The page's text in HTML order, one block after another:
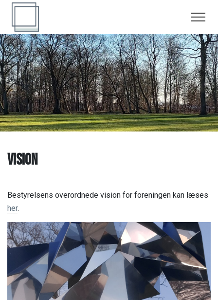
Forside
Begivenheder
Begivenheder
Kunst
Kalejdoskop
Bliv medlem
Foreningen
Bestyrelse
Vedtægter
Vision
Samarbejdspartnere
Kontakt
vision
Bestyrelsens overordnede vision for foreningen kan læses
her.